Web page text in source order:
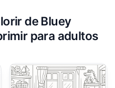
de Bluey
para adultos